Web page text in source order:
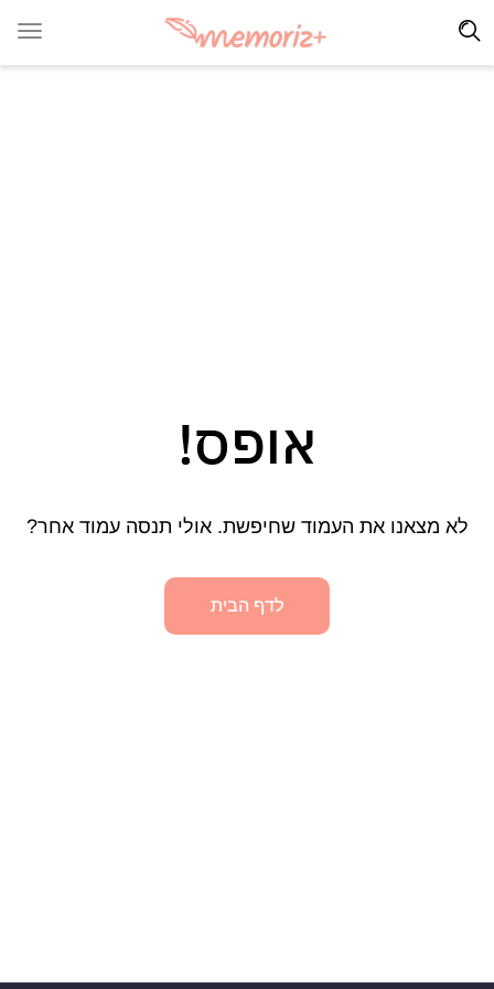
אופס!
לא מצאנו את העמוד שחיפשת. אולי תנסה עמוד אחר?
לדף הבית